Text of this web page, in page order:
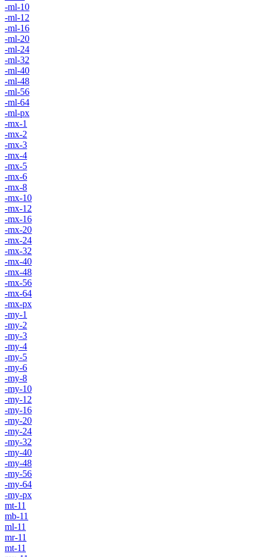
-ml-10
-ml-12
-ml-16
-ml-20
-ml-24
-ml-32
-ml-40
-ml-48
-ml-56
-ml-64
-ml-px
-mx-1
-mx-2
-mx-3
-mx-4
-mx-5
-mx-6
-mx-8
-mx-10
-mx-12
-mx-16
-mx-20
-mx-24
-mx-32
-mx-40
-mx-48
-mx-56
-mx-64
-mx-px
-my-1
-my-2
-my-3
-my-4
-my-5
-my-6
-my-8
-my-10
-my-12
-my-16
-my-20
-my-24
-my-32
-my-40
-my-48
-my-56
-my-64
-my-px
mt-11
mb-11
ml-11
mr-11
mt-11